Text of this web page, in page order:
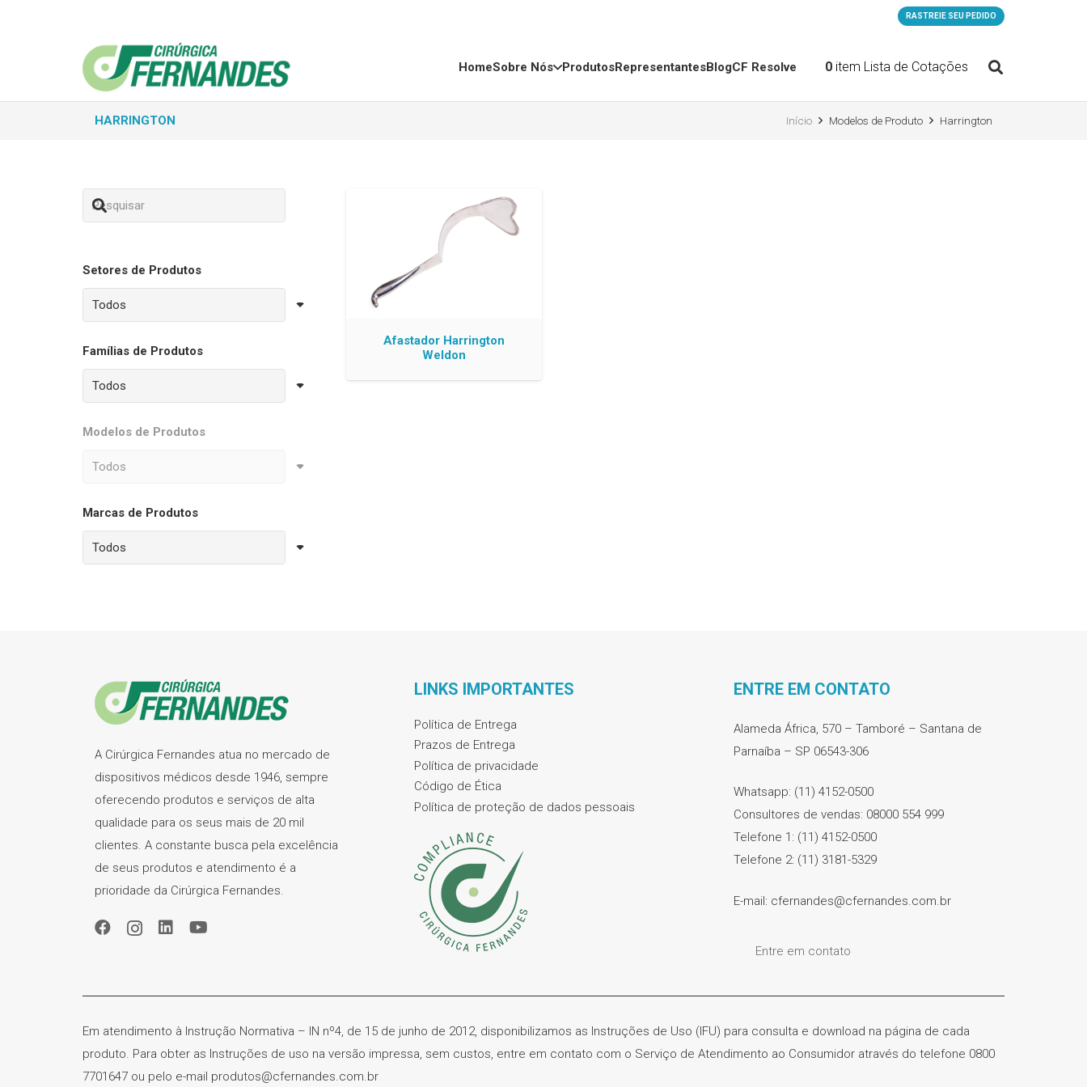
RASTREIE SEU PEDIDO
HomeSobre Nós ProdutosRepresentantesBlogCF Resolve 0 item Lista de Cotações
HARRINGTON Início Modelos de Produto Harrington
Setores de Produtos
Famílias de Produtos
Modelos de Produtos
Marcas de Produtos
Afastador Harrington
Weldon
A Cirúrgica Fernandes atua no mercado de
dispositivos médicos desde 1946, sempre
oferecendo produtos e serviços de alta
qualidade para os seus mais de 20 mil
clientes. A constante busca pela excelência
de seus produtos e atendimento é a
prioridade da Cirúrgica Fernandes.
LINKS IMPORTANTES
Política de Entrega
Prazos de Entrega
Política de privacidade
Código de Ética
Política de proteção de dados pessoais
ENTRE EM CONTATO
Alameda África, 570 – Tamboré – Santana de
Parnaíba – SP 06543-306
Whatsapp: (11) 4152-0500
Consultores de vendas: 08000 554 999
Telefone 1: (11) 4152-0500
Telefone 2: (11) 3181-5329
E-mail: cfernandes@cfernandes.com.br
Entre em contato
Em atendimento à Instrução Normativa – IN nº4, de 15 de junho de 2012, disponibilizamos as Instruções de Uso (IFU) para consulta e download na página de cada
produto. Para obter as Instruções de uso na versão impressa, sem custos, entre em contato com o Serviço de Atendimento ao Consumidor através do telefone 0800
7701647 ou pelo e-mail produtos@cfernandes.com.br